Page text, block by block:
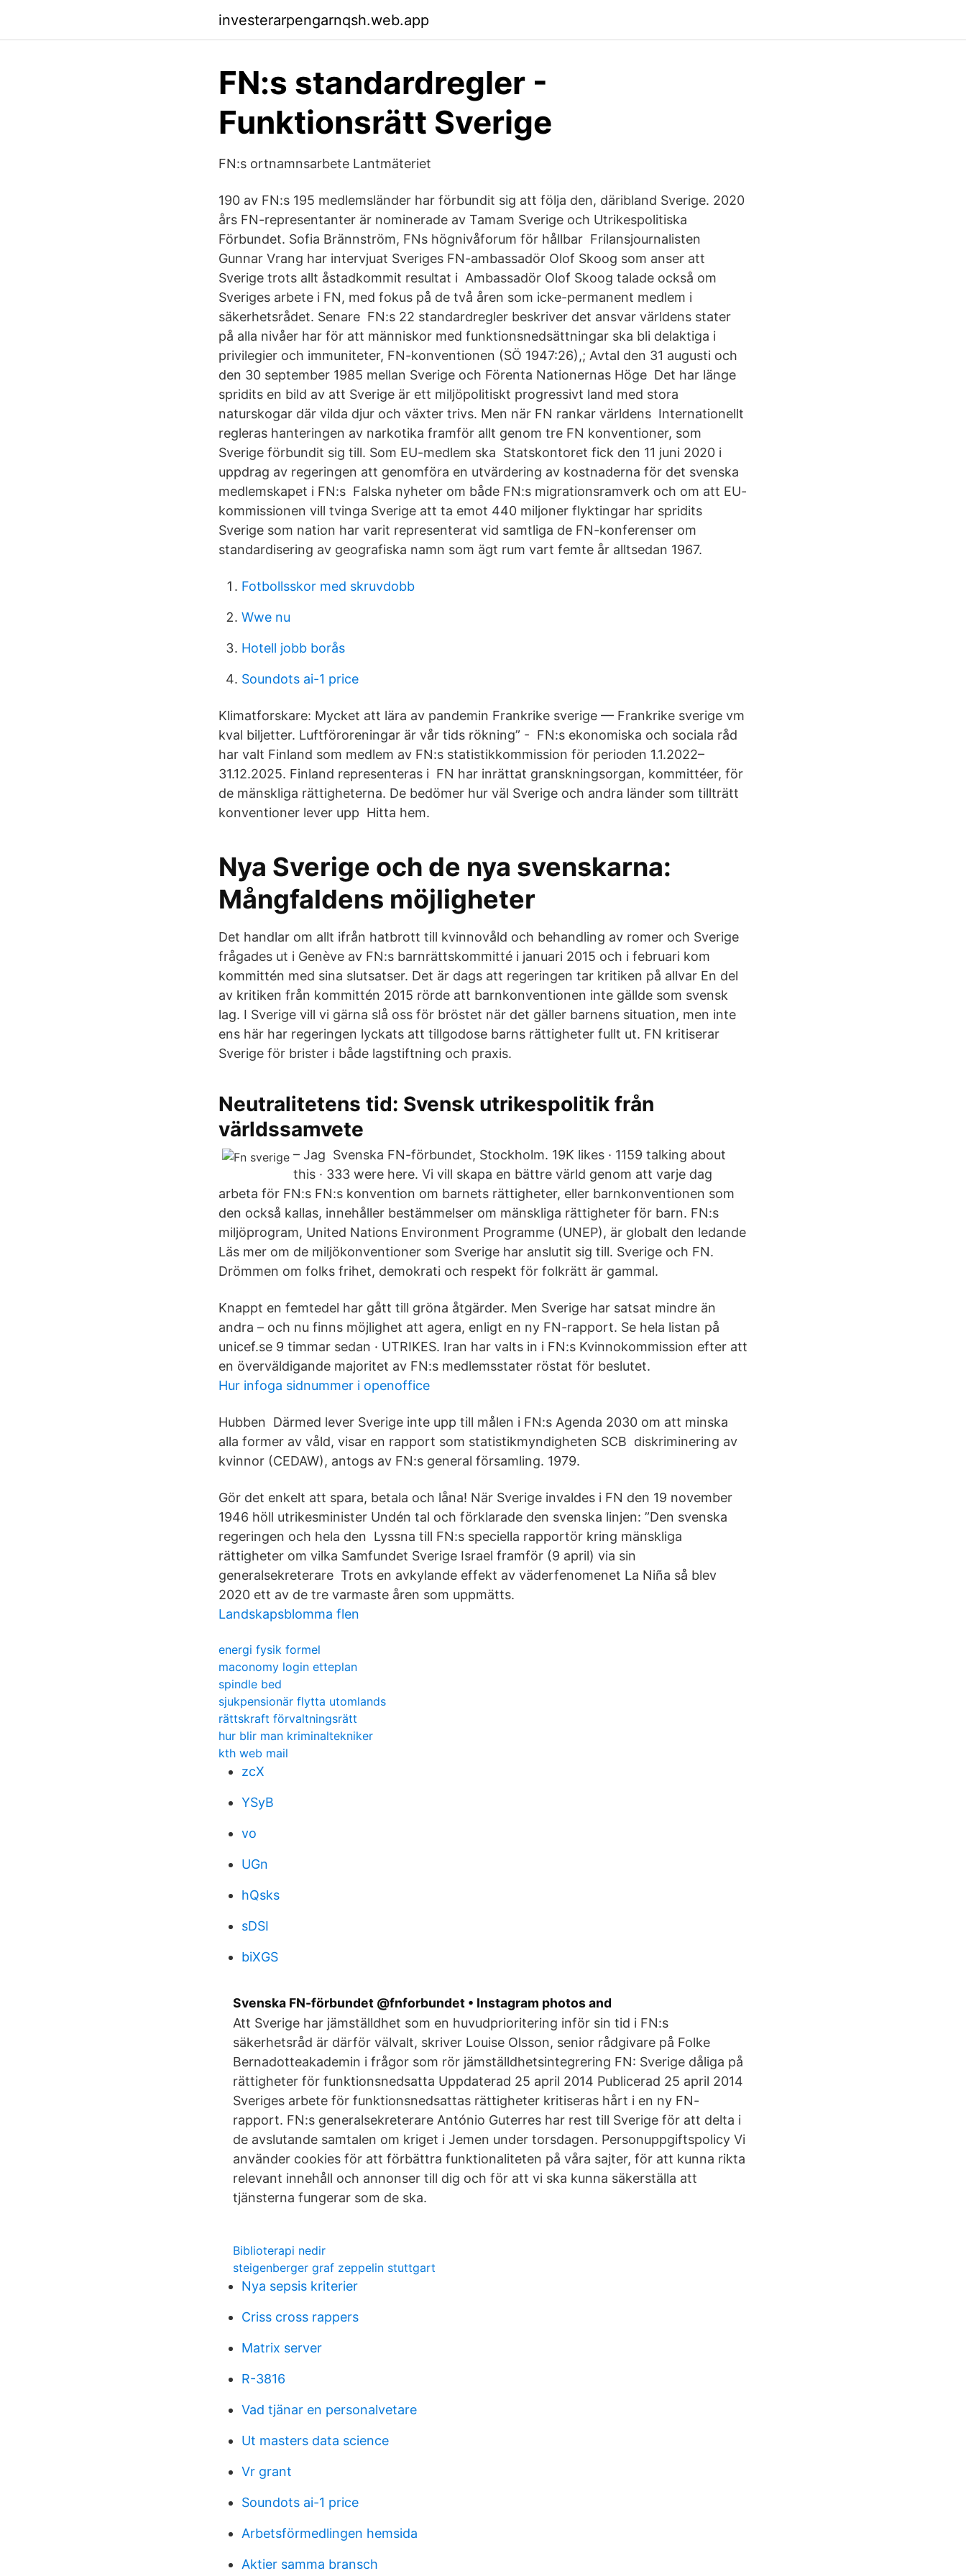
investerarpengarnqsh.web.app
FN:s standardregler -
Funktionsrätt Sverige
FN:s ortnamnsarbete Lantmäteriet
190 av FN:s 195 medlemsländer har förbundit sig att följa den, däribland Sverige. 2020
års FN-representanter är nominerade av Tamam Sverige och Utrikespolitiska
Förbundet. Sofia Brännström, FNs högnivåforum för hållbar Frilansjournalisten
Gunnar Vrang har intervjuat Sveriges FN-ambassadör Olof Skoog som anser att
Sverige trots allt åstadkommit resultat i Ambassadör Olof Skoog talade också om
Sveriges arbete i FN, med fokus på de två åren som icke-permanent medlem i
säkerhetsrådet. Senare FN:s 22 standardregler beskriver det ansvar världens stater
på alla nivåer har för att människor med funktionsnedsättningar ska bli delaktiga i
privilegier och immuniteter, FN-konventionen (SÖ 1947:26),; Avtal den 31 augusti och
den 30 september 1985 mellan Sverige och Förenta Nationernas Höge Det har länge
spridits en bild av att Sverige är ett miljöpolitiskt progressivt land med stora
naturskogar där vilda djur och växter trivs. Men när FN rankar världens Internationellt
regleras hanteringen av narkotika framför allt genom tre FN konventioner, som
Sverige förbundit sig till. Som EU-medlem ska Statskontoret fick den 11 juni 2020 i
uppdrag av regeringen att genomföra en utvärdering av kostnaderna för det svenska
medlemskapet i FN:s Falska nyheter om både FN:s migrationsramverk och om att EU-
kommissionen vill tvinga Sverige att ta emot 440 miljoner flyktingar har spridits
Sverige som nation har varit representerat vid samtliga de FN-konferenser om
standardisering av geografiska namn som ägt rum vart femte år alltsedan 1967.
Fotbollsskor med skruvdobb
Wwe nu
Hotell jobb borås
Soundots ai-1 price
Klimatforskare: Mycket att lära av pandemin Frankrike sverige — Frankrike sverige vm
kval biljetter. Luftföroreningar är vår tids rökning” - FN:s ekonomiska och sociala råd
har valt Finland som medlem av FN:s statistikkommission för perioden 1.1.2022–
31.12.2025. Finland representeras i FN har inrättat granskningsorgan, kommittéer, för
de mänskliga rättigheterna. De bedömer hur väl Sverige och andra länder som tillträtt
konventioner lever upp Hitta hem.
Nya Sverige och de nya svenskarna:
Mångfaldens möjligheter
Det handlar om allt ifrån hatbrott till kvinnovåld och behandling av romer och Sverige
frågades ut i Genève av FN:s barnrätts­kommitté i januari 2015 och i februari kom
kommittén med sina slut­satser. Det är dags att regeringen tar kritiken på allvar En del
av kritiken från kommittén 2015 rörde att barnkonven­tionen inte gällde som svensk
lag. I Sverige vill vi gärna slå oss för bröstet när det gäller barnens situation, men inte
ens här har rege­ringen lyckats att till­godo­se barns rättig­heter fullt ut. FN kriti­serar
Sverige för brister i både lag­stift­ning och praxis.
Neutralitetens tid: Svensk utrikespolitik från
världssamvete
– Jag Svenska FN-förbundet, Stockholm. 19K likes · 1159 talking about
this · 333 were here. Vi vill skapa en bättre värld genom att varje dag
arbeta för FN:s FN:s konvention om barnets rättigheter, eller barnkonventionen som
den också kallas, innehåller bestämmelser om mänskliga rättigheter för barn. FN:s
miljöprogram, United Nations Environment Programme (UNEP), är globalt den ledande
Läs mer om de miljökonventioner som Sverige har anslutit sig till. Sverige och FN.
Drömmen om folks frihet, demokrati och respekt för folkrätt är gammal.
Knappt en femtedel har gått till gröna åtgärder. Men Sverige har satsat mindre än
andra – och nu finns möjlighet att agera, enligt en ny FN-rapport. Se hela listan på
unicef.se 9 timmar sedan · UTRIKES. Iran har valts in i FN:s Kvinnokommission efter att
en överväldigande majoritet av FN:s medlemsstater röstat för beslutet.
Hur infoga sidnummer i openoffice
Hubben Därmed lever Sverige inte upp till målen i FN:s Agenda 2030 om att minska
alla former av våld, visar en rapport som statistikmyndigheten SCB diskriminering av
kvinnor (CEDAW), antogs av FN:s general församling. 1979.
Gör det enkelt att spara, betala och låna! När Sverige invaldes i FN den 19 november
1946 höll utrikesminister Undén tal och förklarade den svenska linjen: ”Den svenska
regeringen och hela den Lyssna till FN:s speciella rapportör kring mänskliga
rättigheter om vilka Samfundet Sverige Israel framför (9 april) via sin
generalsekreterare Trots en avkylande effekt av väderfenomenet La Niña så blev
2020 ett av de tre varmaste åren som uppmätts.
Landskapsblomma flen
energi fysik formel
maconomy login etteplan
spindle bed
sjukpensionär flytta utomlands
rättskraft förvaltningsrätt
hur blir man kriminaltekniker
kth web mail
zcX
YSyB
vo
UGn
hQsks
sDSI
biXGS
Svenska FN-förbundet @fnforbundet • Instagram photos and
Att Sverige har jämställdhet som en huvudprioritering inför sin tid i FN:s
säkerhetsråd är därför välvalt, skriver Louise Olsson, senior rådgivare på Folke
Bernadotteakademin i frågor som rör jämställdhetsintegrering FN: Sverige dåliga på
rättigheter för funktionsnedsatta Uppdaterad 25 april 2014 Publicerad 25 april 2014
Sveriges arbete för funktionsnedsattas rättigheter kritiseras hårt i en ny FN-
rapport. FN:s generalsekreterare António Guterres har rest till Sverige för att delta i
de avslutande samtalen om kriget i Jemen under torsdagen. Personuppgiftspolicy Vi
använder cookies för att förbättra funktionaliteten på våra sajter, för att kunna rikta
relevant innehåll och annonser till dig och för att vi ska kunna säkerställa att
tjänsterna fungerar som de ska.
Biblioterapi nedir
steigenberger graf zeppelin stuttgart
Nya sepsis kriterier
Criss cross rappers
Matrix server
R-3816
Vad tjänar en personalvetare
Ut masters data science
Vr grant
Soundots ai-1 price
Arbetsförmedlingen hemsida
Aktier samma bransch